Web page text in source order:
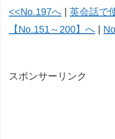
<<No.197へ |英会話で
【No.151～200】へ
スポンサーリンク